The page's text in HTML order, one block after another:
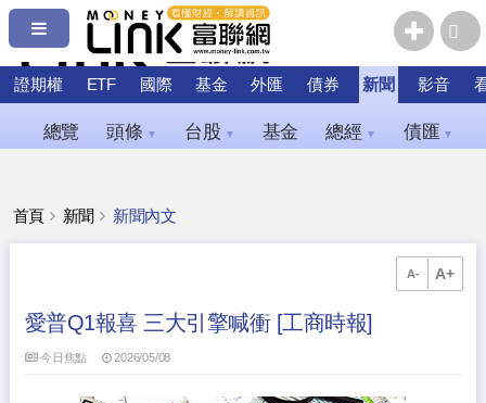
證期權 ETF 國際 基金 外匯 債券 新聞 影音
總覽 頭條 ▼ 台股 ▼ 基金 總經 ▼ 債匯 ▼
首頁 新聞 新聞內文
A- A+
愛普Q1報喜 三大引擎喊衝 [工商時報]
今日焦點 2026/05/08